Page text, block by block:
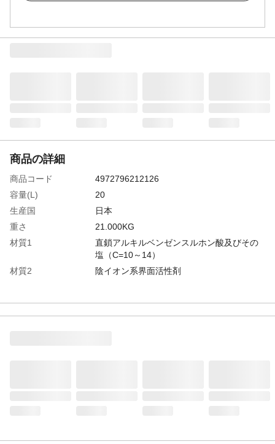
商品の詳細
商品コード
4972796212126
容量(L)
20
生産国
日本
重さ
21.000KG
材質1
直鎖アルキルベンゼンスルホン酸及びその
塩（C=10～14）
材質2
陰イオン系界面活性剤
材質4
防腐剤